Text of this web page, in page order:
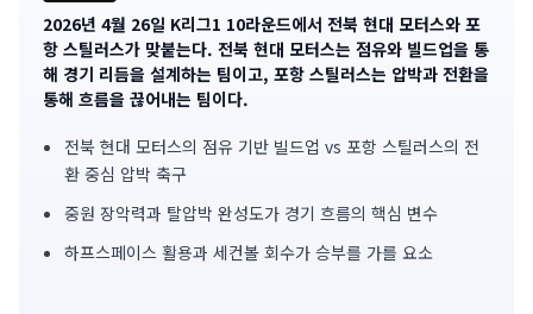
기
사
요
약
2026년 4월 26일 K리그1 10라운드에서 전북 현대 모터스와 포
항 스틸러스가 맞붙는다. 전북 현대 모터스는 점유와 빌드업을 통
해 경기 리듬을 설계하는 팀이고, 포항 스틸러스는 압박과 전환을
통해 흐름을 끊어내는 팀이다.
전북 현대 모터스의 점유 기반 빌드업 vs 포항 스틸러스의 전
환 중심 압박 축구
중원 장악력과 탈압박 완성도가 경기 흐름의 핵심 변수
하프스페이스 활용과 세컨볼 회수가 승부를 가를 요소